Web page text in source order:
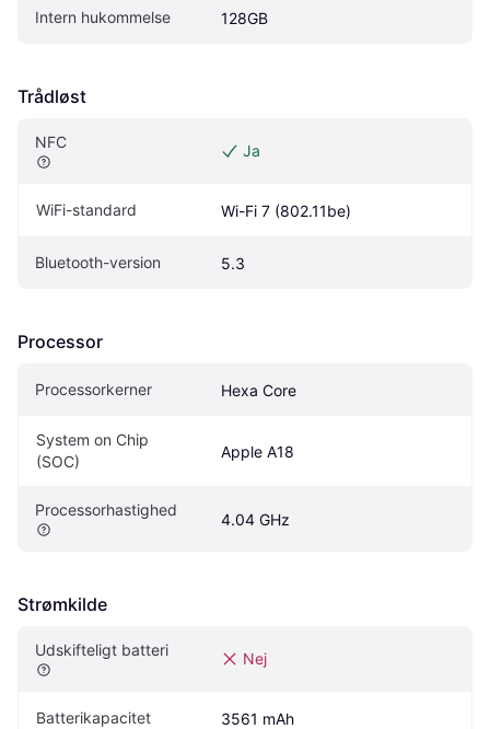
Intern hukommelse 128GB
Trådløst
NFC Ja
WiFi-standard Wi-Fi 7 (802.11be)
Bluetooth-version 5.3
Processor
Processorkerner Hexa Core
System on Chip
(SOC)
Apple A18
Processorhastighed
4.04 GHz
Strømkilde
Udskifteligt batteri Nej
Batterikapacitet 3561 mAh